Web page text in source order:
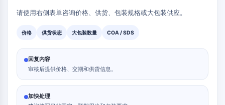
神经元信号
神经元信号
Slit蛋白
二氢神经酰胺去饱和酶1 (DES1)
TSPO
二甲基精氨酸酶
豆荚蛋白
请使用右侧表单咨询价格、供货、包装规格或大包装供应。
价格 供货状态 大包装数量 COA / SDS
回复内容
审核后提供价格、交期和供货信息。
加快处理